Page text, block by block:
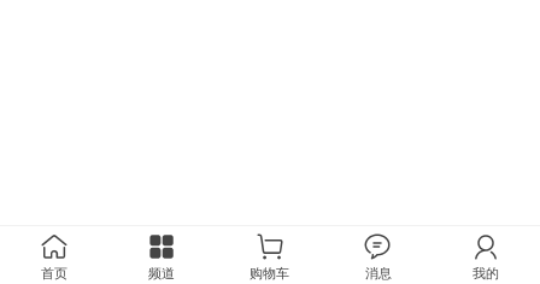
首页 频道 购物车 消息 我的